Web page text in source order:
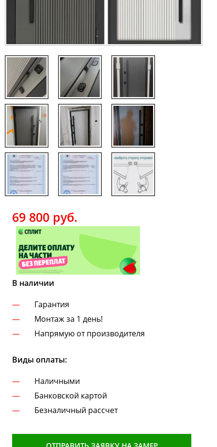
69 800 руб.
В наличии
Гарантия
Монтаж за 1 день!
Напрямую от производителя
Виды оплаты:
Наличными
Банковской картой
Безналичный рассчет